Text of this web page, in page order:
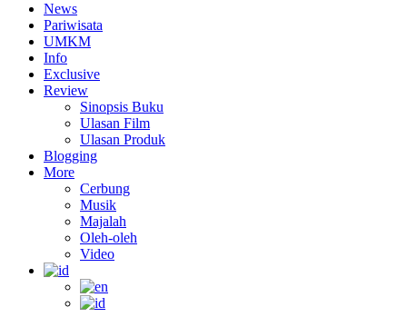
News
Pariwisata
UMKM
Info
Exclusive
Review
Sinopsis Buku
Ulasan Film
Ulasan Produk
Blogging
More
Cerbung
Musik
Majalah
Oleh-oleh
Video